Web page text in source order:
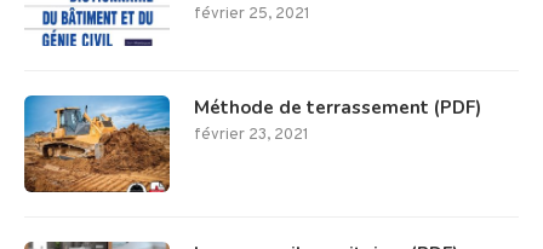
février 25, 2021
Méthode de terrassement (PDF)
février 23, 2021